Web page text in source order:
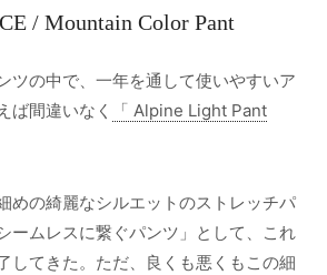
/ Mountain Color Pant
ツの中で、一年を通して使いやすいア
ば間違いなく
「 Alpine Light Pant
めの綺麗なシルエットのストレッチパ
ームレスに繋ぐパンツ」として、これ
してきた。ただ、良くも悪くもこの細